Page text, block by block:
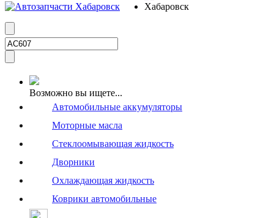
Возможно вы ищете...
Автомобильные аккумуляторы
Моторные масла
Стеклоомывающая жидкость
Дворники
Охлаждающая жидкость
Коврики автомобильные